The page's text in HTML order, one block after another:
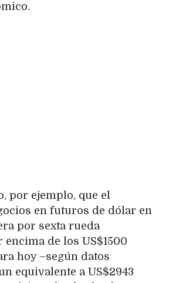
por ejemplo, que el
en futuros de dólar en
por sexta rueda
de los US$1500
hoy –según datos
equivalente a US$2943